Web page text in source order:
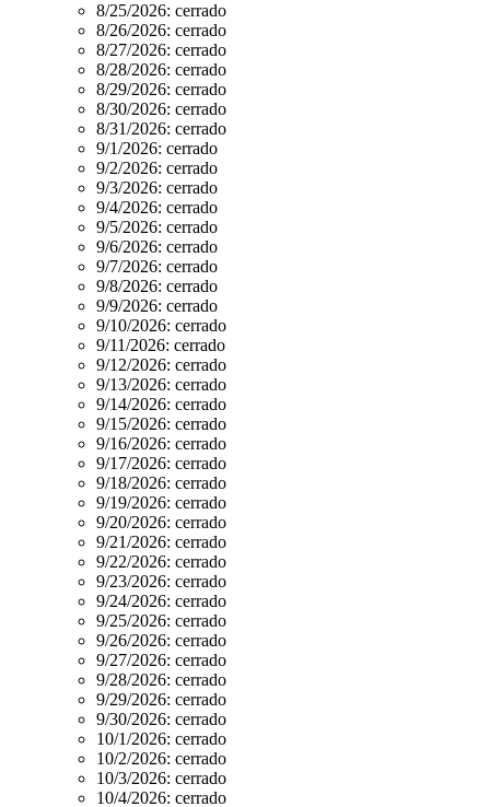
8/25/2026: cerrado
8/26/2026: cerrado
8/27/2026: cerrado
8/28/2026: cerrado
8/29/2026: cerrado
8/30/2026: cerrado
8/31/2026: cerrado
9/1/2026: cerrado
9/2/2026: cerrado
9/3/2026: cerrado
9/4/2026: cerrado
9/5/2026: cerrado
9/6/2026: cerrado
9/7/2026: cerrado
9/8/2026: cerrado
9/9/2026: cerrado
9/10/2026: cerrado
9/11/2026: cerrado
9/12/2026: cerrado
9/13/2026: cerrado
9/14/2026: cerrado
9/15/2026: cerrado
9/16/2026: cerrado
9/17/2026: cerrado
9/18/2026: cerrado
9/19/2026: cerrado
9/20/2026: cerrado
9/21/2026: cerrado
9/22/2026: cerrado
9/23/2026: cerrado
9/24/2026: cerrado
9/25/2026: cerrado
9/26/2026: cerrado
9/27/2026: cerrado
9/28/2026: cerrado
9/29/2026: cerrado
9/30/2026: cerrado
10/1/2026: cerrado
10/2/2026: cerrado
10/3/2026: cerrado
10/4/2026: cerrado